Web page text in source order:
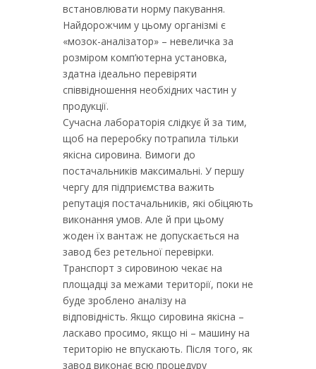
встановлювати норму пакування.
Найдорожчим у цьому організмі є
«мозок-аналізатор» – невеличка за
розміром комп’ютерна установка,
здатна ідеально перевіряти
співвідношення необхідних частин у
продукції.
Сучасна лабораторія слідкує й за тим,
щоб на переробку потрапила тільки
якісна сировина. Вимоги до
постачальників максимальні. У першу
чергу для підприємства важить
репутація постачальників, які обіцяють
виконання умов. Але й при цьому
жоден їх вантаж не допускається на
завод без ретельної перевірки.
Транспорт з сировиною чекає на
площадці за межами території, поки не
буде зроблено аналізу на
відповідність. Якщо сировина якісна –
ласкаво просимо, якщо ні – машину на
територію не впускають. Після того, як
завод виконає всю процедуру